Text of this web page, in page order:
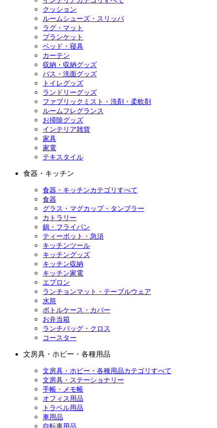
クッション
ルームシューズ・スリッパ
ラグ・マット
ブランケット
ベッド・寝具
カーテン
収納・収納グッズ
バス・洗面グッズ
トイレグッズ
ランドリーグッズ
ファブリックミスト・洗剤・柔軟剤
ルームフレグランス
お掃除グッズ
インテリア雑貨
家具
家電
テキスタイル
食器・キッチン
食器・キッチンカテゴリすべて
食器
グラス・マグカップ・タンブラー
カトラリー
鍋・フライパン
ティーポット・急須
キッチンツール
キッチングッズ
キッチン収納
キッチン家電
エプロン
ランチョンマット・テーブルウェア
水筒
ボトルケース・カバー
お弁当箱
ランチバッグ・クロス
コースター
文房具・ホビー・各種用品
文房具・ホビー・各種用品カテゴリすべて
文房具・ステーショナリー
手帳・メモ帳
オフィス用品
トラベル用品
車用品
自転車用品